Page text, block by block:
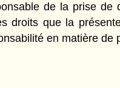
de la prise de
droits que la
en matière de